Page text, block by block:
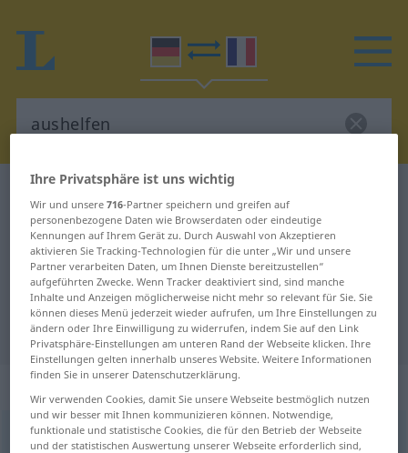
Deutsch-Französisch Wörterbuch
Deutsch-Französisch Übersetzung
für "aushelfen"
"aushelfen" Französisch
Übersetzung
„aushelfen“: intransitives Verb
aushelfenv/i < irr>
Ihre Privatsphäre ist uns wichtig
Wir und unsere716-Partner speichern und greifen auf
personenbezogene Daten wie Browserdaten oder eindeutige
Kennungen auf Ihrem Gerät zu. Durch Auswahl von Akzeptieren
aktivieren Sie Tracking-Technologien für die unter „Wir und unsere
Partner verarbeiten Daten, um Ihnen Dienste bereitzustellen“
aufgeführten Zwecke. Wenn Tracker deaktiviert sind, sind manche
Inhalte und Anzeigen möglicherweise nicht mehr so relevant für Sie. Sie
können dieses Menü jederzeit wieder aufrufen, um Ihre Einstellungen zu
ändern oder Ihre Einwilligung zu widerrufen, indem Sie auf den Link
Privatsphäre-Einstellungen am unteren Rand der Webseite klicken. Ihre
Einstellungen gelten innerhalb unseres Website. Weitere Informationen
finden Sie in unserer Datenschutzerklärung.
Wir verwenden Cookies, damit Sie unsere Webseite bestmöglich nutzen
und wir besser mit Ihnen kommunizieren können. Notwendige,
funktionale und statistische Cookies, die für den Betrieb der Webseite
und der statistischen Auswertung unserer Webseite erforderlich sind,